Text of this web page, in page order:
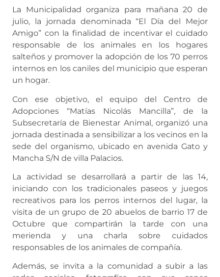
La Municipalidad organiza para mañana 20 de
julio, la jornada denominada “El Día del Mejor
Amigo” con la finalidad de incentivar el cuidado
responsable de los animales en los hogares
salteños y promover la adopción de los 70 perros
internos en los caniles del municipio que esperan
un hogar.
Con ese objetivo, el equipo del Centro de
Adopciones “Matías Nicolás Mancilla”, de la
Subsecretaría de Bienestar Animal, organizó una
jornada destinada a sensibilizar a los vecinos en la
sede del organismo, ubicado en avenida Gato y
Mancha S/N de villa Palacios.
La actividad se desarrollará a partir de las 14,
iniciando con los tradicionales paseos y juegos
recreativos para los perros internos del lugar, la
visita de un grupo de 20 abuelos de barrio 17 de
Octubre que compartirán la tarde con una
merienda y una charla sobre cuidados
responsables de los animales de compañía.
Además, se invita a la comunidad a subir a las